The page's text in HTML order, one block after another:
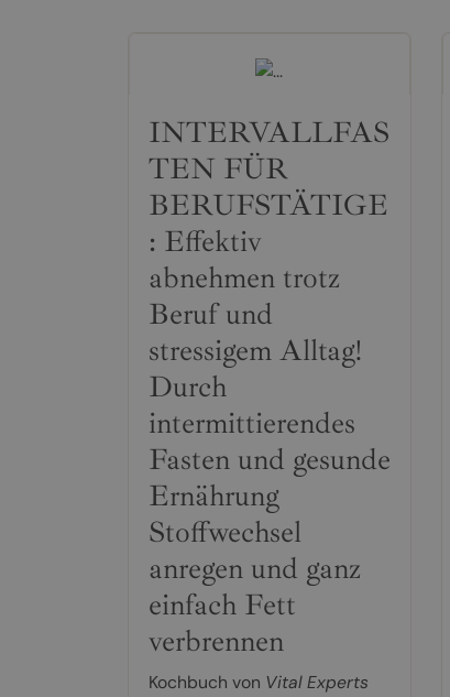
INTERVALLFAS
TEN FÜR
BERUFSTÄTIGE
: Effektiv
abnehmen trotz
Beruf und
stressigem Alltag!
Durch
intermittierendes
Fasten und gesunde
Ernährung
Stoffwechsel
anregen und ganz
einfach Fett
verbrennen
Kochbuch von Vital Experts